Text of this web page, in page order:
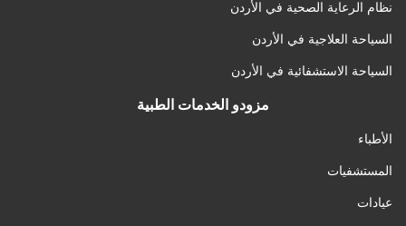
نظام الرعاية الصحية في الأردن
السياحة العلاجية في الأردن
السياحة الاستشفائية في الأردن
مزودو الخدمات الطبية
الأطباء
المستشفيات
عيادات